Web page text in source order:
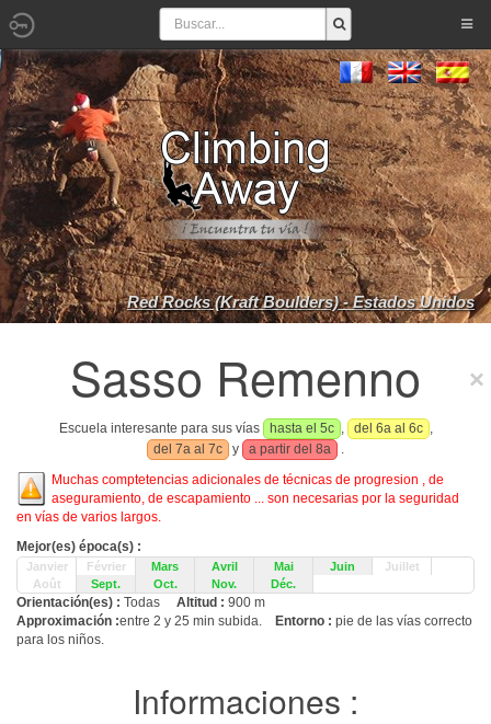
Red Rocks (Kraft Boulders) - Estados Unidos
Sasso Remenno
Escuela interesante para sus vías hasta el 5c , del 6a al 6c ,
del 7a al 7c
y a partir del 8a
.
Muchas comptetencias adicionales de técnicas de progresion , de
aseguramiento, de escapamiento ... son necesarias por la seguridad
en vías de varios largos.
Mejor(es) época(s) :
Janvier Février Mars Avril Mai Juin
Juillet
Août
Sept. Oct. Nov. Déc.
Orientación(es) : Todas Altitud : 900 m
Approximación :entre 2 y 25 min subida. Entorno : pie de las vías correcto
para los niños.
Informaciones :